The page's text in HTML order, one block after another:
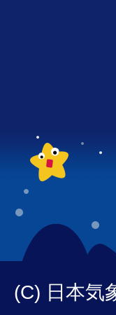
(C) 日本気